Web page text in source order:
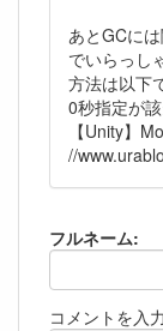
あとGCに
でいらっし
方法は以下
0秒指定が
【Unity】
//
フルネーム:
コメントを入